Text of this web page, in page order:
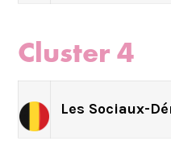
Cluster 4
Les Sociaux-